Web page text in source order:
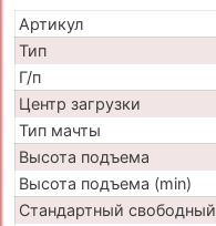
Артикул
Тип
Г/п
Центр загрузки
Тип мачты
Высота подъема
Высота подъема (min)
Стандартный